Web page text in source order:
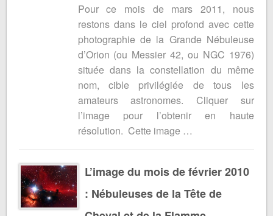
Pour ce mois de mars 2011, nous
restons dans le ciel profond avec cette
photographie de la Grande Nébuleuse
d’Orion (ou Messier 42, ou NGC 1976)
située dans la constellation du même
nom, cible privilégiée de tous les
amateurs astronomes. Cliquer sur
l’image pour l’obtenir en haute
résolution. Cette image …
L’image du mois de février 2010
: Nébuleuses de la Tête de